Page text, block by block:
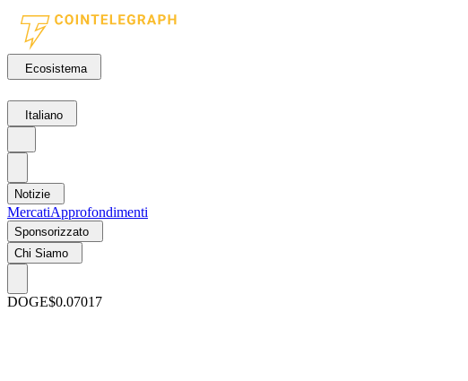
Ecosistema
Italiano
Notizie
MercatiApprofondimenti
Sponsorizzato
Chi Siamo
DOGE$0.07017